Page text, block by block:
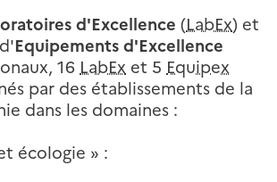
d'Excellence (LabEx) et
Equipements d'Excellence
16 LabEx et 5 Equipex
par des établissements de la
dans les domaines :
écologie » :